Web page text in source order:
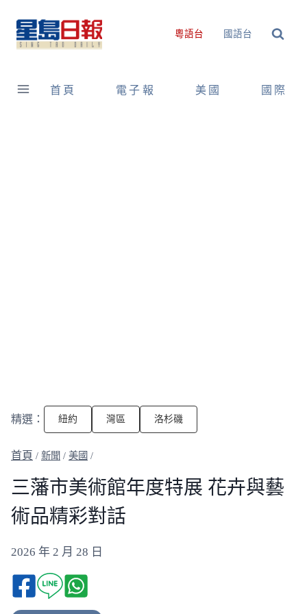
content
粵語台 國語台
首頁 電子報 美國 國際
精選： 紐約 灣區 洛杉磯
/ 新聞 / 美國 /
三藩市美術館年度特展 花卉與藝
術品精彩對話
2026 年 2 月 28 日